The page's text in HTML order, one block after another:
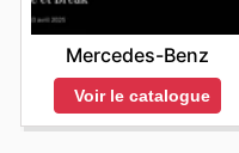
Mercedes-Benz
Voir le catalogue